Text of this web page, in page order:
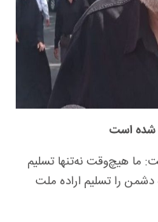
شده است
هیچ‌وقت نه‌تنها تسلیم
را تسلیم اراده ملت